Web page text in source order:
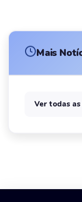
Mais
Ver todas